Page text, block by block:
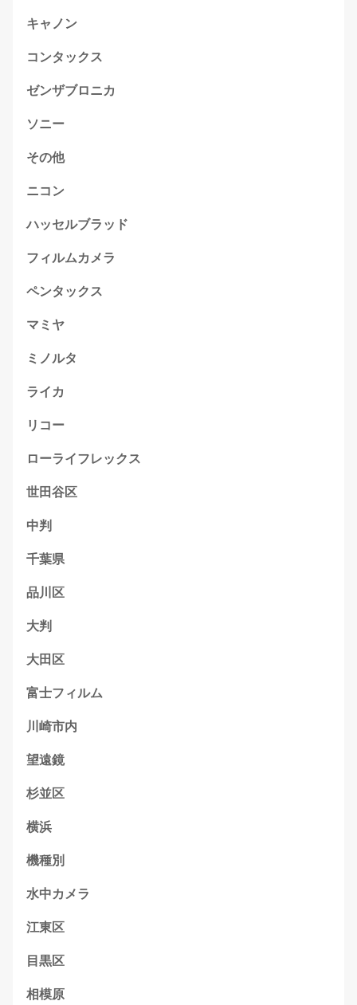
キャノン
コンタックス
ゼンザブロニカ
ソニー
その他
ニコン
ハッセルブラッド
フィルムカメラ
ペンタックス
マミヤ
ミノルタ
ライカ
リコー
ローライフレックス
世田谷区
中判
千葉県
品川区
大判
大田区
富士フィルム
川崎市内
望遠鏡
杉並区
横浜
機種別
水中カメラ
江東区
目黒区
相模原